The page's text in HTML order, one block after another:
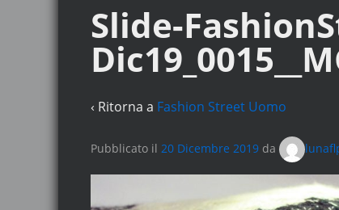
Slide-
‹ Ritorna a Fashion Street Uomo
Pubblicato il 20 Dicembre 2019 da